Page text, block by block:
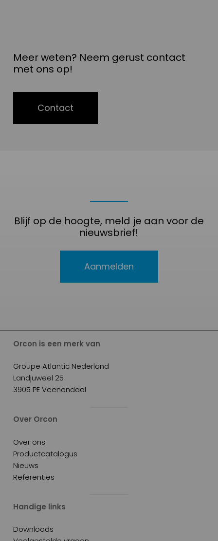
Meer weten? Neem gerust contact
met ons op!
Contact
Blijf op de hoogte, meld je aan voor de
nieuwsbrief!
Aanmelden
Orcon is een merk van
Groupe Atlantic Nederland
Landjuweel 25
3905 PE Veenendaal
Over Orcon
Over ons
Productcatalogus
Nieuws
Referenties
Handige links
Downloads